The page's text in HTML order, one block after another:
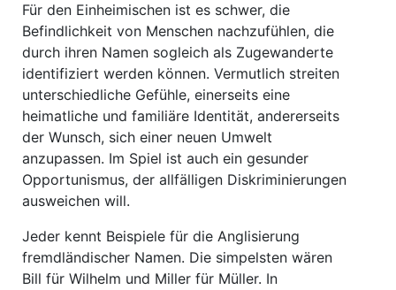
Für den Einheimischen ist es schwer, die
Befindlichkeit von Menschen nachzufühlen, die
durch ihren Namen sogleich als Zugewanderte
identifiziert werden können. Vermutlich streiten
unterschiedliche Gefühle, einerseits eine
heimatliche und familiäre Identität, andererseits
der Wunsch, sich einer neuen Umwelt
anzupassen. Im Spiel ist auch ein gesunder
Opportunismus, der allfälligen Diskriminierungen
ausweichen will.
Jeder kennt Beispiele für die Anglisierung
fremdländischer Namen. Die simpelsten wären
Bill für Wilhelm und Miller für Müller. In